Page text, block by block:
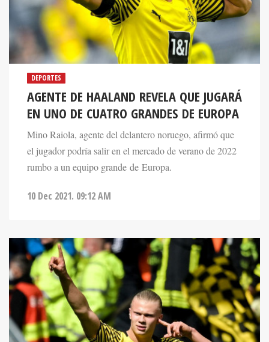
DEPORTES
AGENTE DE HAALAND REVELA QUE JUGARÁ
EN UNO DE CUATRO GRANDES DE EUROPA
Mino Raiola, agente del delantero noruego, afirmó que
el jugador podría salir en el mercado de verano de 2022
rumbo a un equipo grande de Europa.
10 Dec 2021. 09:12 AM